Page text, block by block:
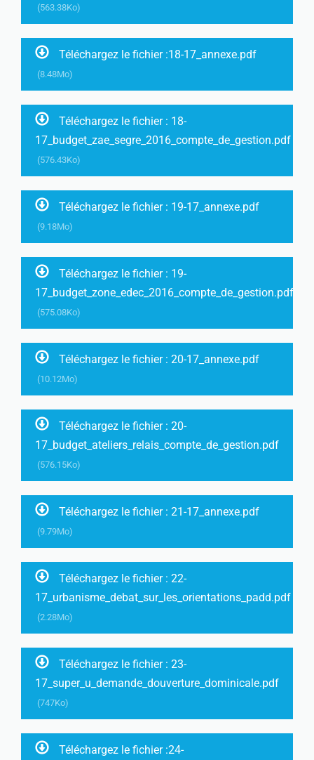
(563.38Ko)
Téléchargez le fichier :18-17_annexe.pdf
(8.48Mo)
Téléchargez le fichier : 18-
17_budget_zae_segre_2016_compte_de_gestion.pdf
(576.43Ko)
Téléchargez le fichier : 19-17_annexe.pdf
(9.18Mo)
Téléchargez le fichier : 19-
17_budget_zone_edec_2016_compte_de_gestion.pdf
(575.08Ko)
Téléchargez le fichier : 20-17_annexe.pdf
(10.12Mo)
Téléchargez le fichier : 20-
17_budget_ateliers_relais_compte_de_gestion.pdf
(576.15Ko)
Téléchargez le fichier : 21-17_annexe.pdf
(9.79Mo)
Téléchargez le fichier : 22-
17_urbanisme_debat_sur_les_orientations_padd.pdf
(2.28Mo)
Téléchargez le fichier : 23-
17_super_u_demande_douverture_dominicale.pdf
(747Ko)
Téléchargez le fichier :24-